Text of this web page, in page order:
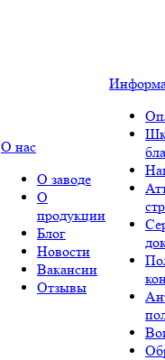
О нас
О заводе
О
продукции
Блог
Новости
Вакансии
Отзывы